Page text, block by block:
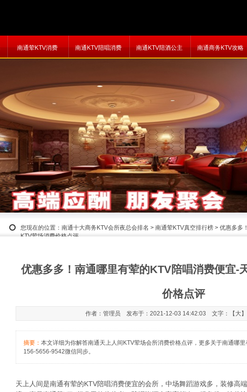
南通荤KTV消费 南通KTV陪唱消费 南通KTV陪酒公主 南通商务KTV攻略
您现在的位置： 南通十大商务KTV会所夜总会排名 > 南通荤KTV真空排行榜 > 优惠多多
KTV荤场消费价格点评
优惠多多！南通哪里有荤的KTV陪唱消费便宜-
价格点评
作者：管理员 发布于：2021-12-03 14:42:03 文字：【 大
摘要： 本文详细为你解答南通天上人间KTV荤场会所消费价格点评，更多关于南通哪
156-5656-9542微信同步。
天上人间是南通有荤的KTV陪唱消费便宜的会所，中场舞蹈游戏多，装修高